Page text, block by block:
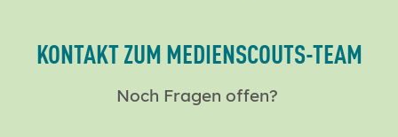
KONTAKT ZUM MEDIENSCOUTS-TEAM
Noch Fragen offen?